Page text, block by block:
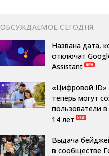
ОБСУЖДАЕМОЕ СЕГОДНЯ
Названа дата,
отключат
Assistant
«Цифровой ID»
теперь могут
пользователи в
14 лет
Выдача
в сообществе